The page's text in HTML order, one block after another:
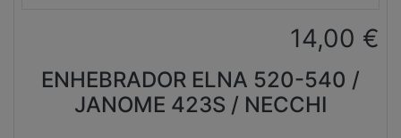
14,00 €
ENHEBRADOR ELNA 520-540 /
JANOME 423S / NECCHI